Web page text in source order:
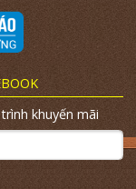
khuyến mãi